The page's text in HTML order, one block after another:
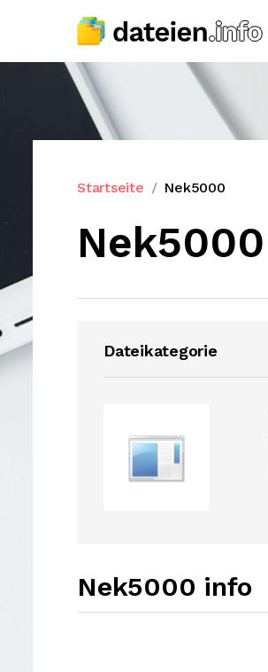
Startseite Nek5000
Nek5000
Dateikategorie
Nek5000 info